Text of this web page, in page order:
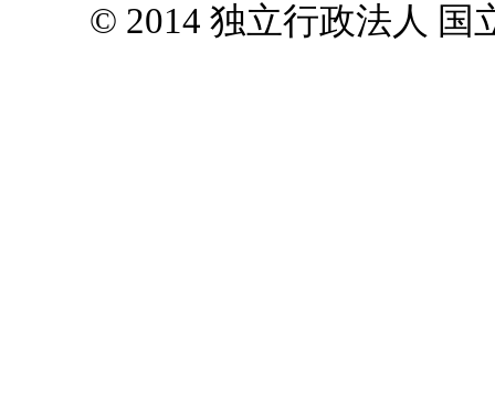
© 2014 独立行政法人 国